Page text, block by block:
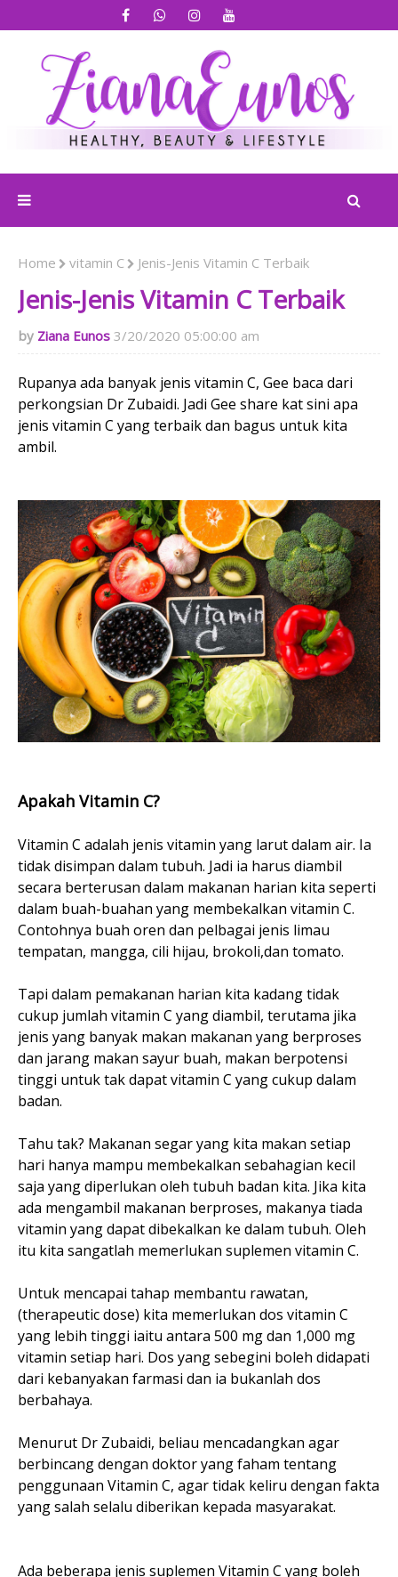
Home vitamin C Jenis-Jenis Vitamin C Terbaik
Jenis-Jenis Vitamin C Terbaik
Ziana Eunos 3/20/2020 05:00:00 am
Rupanya ada banyak jenis vitamin C, Gee baca dari
perkongsian Dr Zubaidi. Jadi Gee share kat sini apa
jenis vitamin C yang terbaik dan bagus untuk kita
ambil.
Apakah Vitamin C?
Vitamin C adalah jenis vitamin yang larut dalam air. Ia
tidak disimpan dalam tubuh. Jadi ia harus diambil
secara berterusan dalam makanan harian kita seperti
dalam buah-buahan yang membekalkan vitamin C.
Contohnya buah oren dan pelbagai jenis limau
tempatan, mangga, cili hijau, brokoli,dan tomato.
Tapi dalam pemakanan harian kita kadang tidak
cukup jumlah vitamin C yang diambil, terutama jika
jenis yang banyak makan makanan yang berproses
dan jarang makan sayur buah, makan berpotensi
tinggi untuk tak dapat vitamin C yang cukup dalam
badan.
Tahu tak? Makanan segar yang kita makan setiap
hari hanya mampu membekalkan sebahagian kecil
saja yang diperlukan oleh tubuh badan kita. Jika kita
ada mengambil makanan berproses, makanya tiada
vitamin yang dapat dibekalkan ke dalam tubuh. Oleh
itu kita sangatlah memerlukan suplemen vitamin C.
Untuk mencapai tahap membantu rawatan,
(therapeutic dose) kita memerlukan dos vitamin C
yang lebih tinggi iaitu antara 500 mg dan 1,000 mg
vitamin setiap hari. Dos yang sebegini boleh didapati
dari kebanyakan farmasi dan ia bukanlah dos
berbahaya.
Menurut Dr Zubaidi, beliau mencadangkan agar
berbincang dengan doktor yang faham tentang
penggunaan Vitamin C, agar tidak keliru dengan fakta
yang salah selalu diberikan kepada masyarakat.
Ada beberapa jenis suplemen Vitamin C yang boleh